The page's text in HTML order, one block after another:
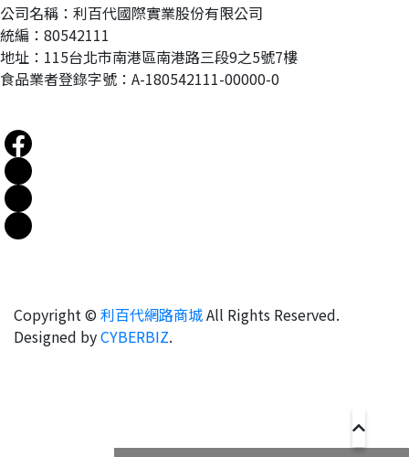
公司名稱：利百代國際實業股份有限公司
統編：80542111
地址：115台北市南港區南港路三段9之5號7樓
食品業者登錄字號：A-180542111-00000-0
Copyright © 利百代網路商城All Rights Reserved.
Designed byCYBERBIZ.